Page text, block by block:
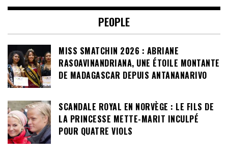
PEOPLE
MISS SMATCHIN 2026 : ABRIANE
RASOAVINANDRIANA, UNE ÉTOILE MONTANTE
DE MADAGASCAR DEPUIS ANTANANARIVO
SCANDALE ROYAL EN NORVÈGE : LE FILS DE
LA PRINCESSE METTE-MARIT INCULPÉ
POUR QUATRE VIOLS